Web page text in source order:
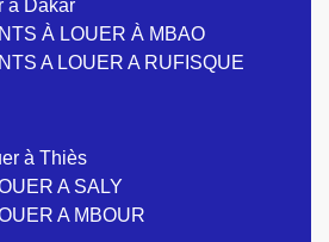
à Dakar
À LOUER À MBAO
A LOUER A RUFISQUE
à Thiès
A SALY
A MBOUR